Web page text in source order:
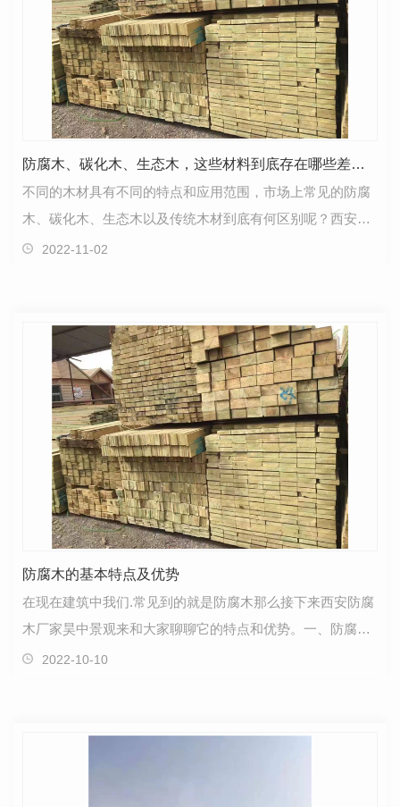
防腐木、碳化木、生态木，这些材料到底存在哪些差异？
不同的木材具有不同的特点和应用范围，市场上常见的防腐
木、碳化木、生态木以及传统木材到底有何区别呢？西安防
腐木厂家昊中景观来和大家聊聊。01 四种不同材料的…
2022-11-02
防腐木的基本特点及优势
在现在建筑中我们.常见到的就是防腐木那么接下来西安防腐
木厂家昊中景观来和大家聊聊它的特点和优势。一、防腐木
优点优点1、具有很好的防腐性防腐木.好的性能便是…
2022-10-10